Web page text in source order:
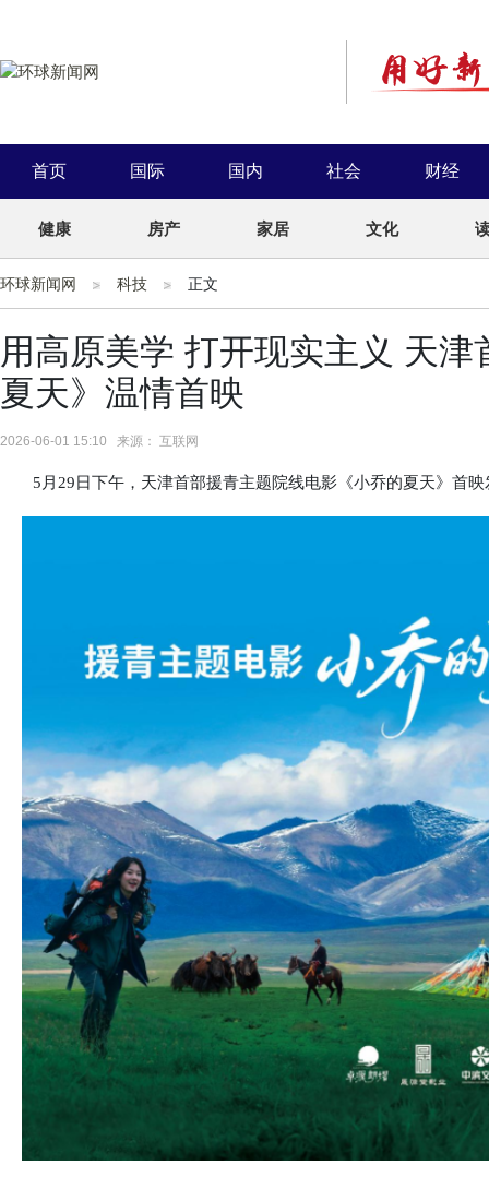
首页 国际 国内 社会 财经
健康 房产 家居 文化
环球新闻网 科技 正文
用高原美学 打开现实主义 天
夏天》温情首映
2026-06-01 15:10 来源： 互联网
5月29日下午，天津首部援青主题院线电影《小乔的夏天》首映